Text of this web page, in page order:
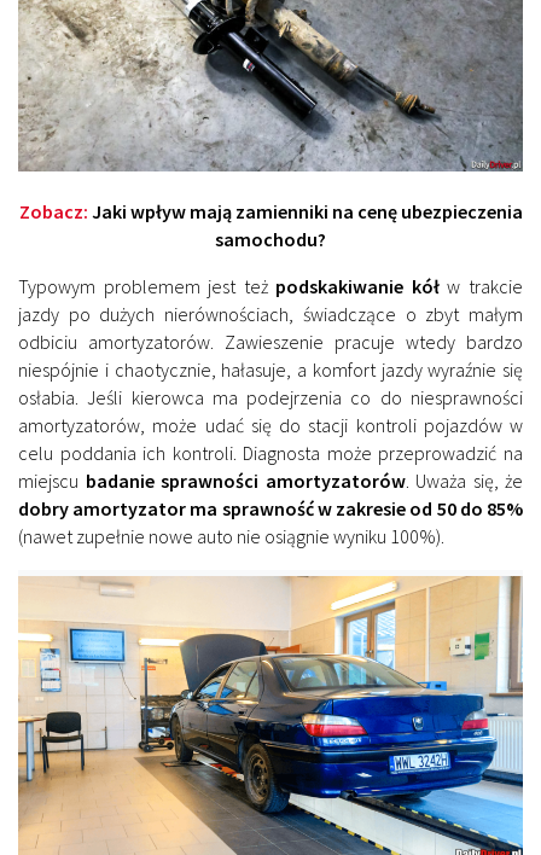
Zobacz: Jaki wpływ mają zamienniki na cenę ubezpieczenia
samochodu?
Typowym problemem jest też podskakiwanie kółw trakcie
jazdy po dużych nierównościach, świadczące o zbyt małym
odbiciu amortyzatorów. Zawieszenie pracuje wtedy bardzo
niespójnie i chaotycznie, hałasuje, a komfort jazdy wyraźnie się
osłabia. Jeśli kierowca ma podejrzenia co do niesprawności
amortyzatorów, może udać się do stacji kontroli pojazdów w
celu poddania ich kontroli. Diagnosta może przeprowadzić na
miejscu badanie sprawności amortyzatorów. Uważa się, że
dobry amortyzator ma sprawność w zakresie od 50 do 85%
(nawet zupełnie nowe auto nie osiągnie wyniku 100%).